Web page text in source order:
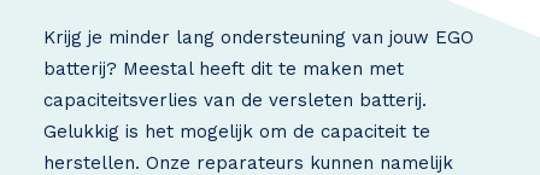
Krijg je minder lang ondersteuning van jouw EGO
batterij? Meestal heeft dit te maken met
capaciteitsverlies van de versleten batterij.
Gelukkig is het mogelijk om de capaciteit te
herstellen. Onze reparateurs kunnen namelijk